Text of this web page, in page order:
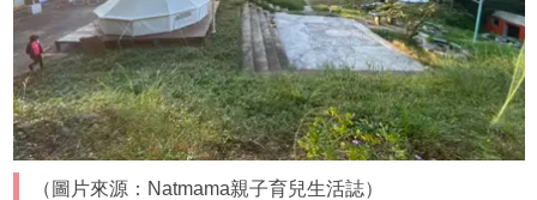
（圖片來源：Natmama親子育兒生活誌）